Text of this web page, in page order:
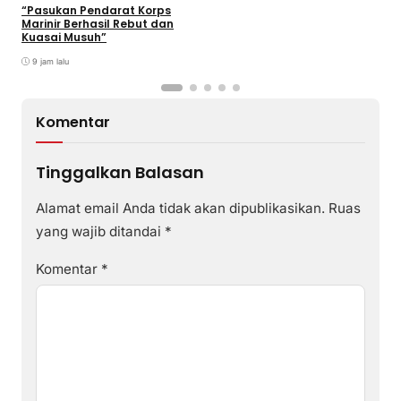
“Pasukan Pendarat Korps
Marinir Berhasil Rebut dan
Kuasai Musuh”
9 jam lalu
Komentar
Tinggalkan Balasan
Alamat email Anda tidak akan dipublikasikan. Ruas
yang wajib ditandai *
Komentar *